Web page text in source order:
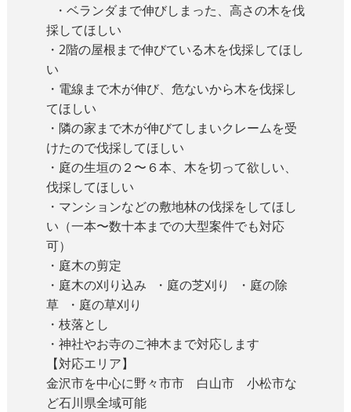
・ベランダまで伸びしまった、高さの木を伐
採してほしい
・2階の屋根まで伸びている木を伐採してほし
い
・電線まで木が伸び、危ないから木を伐採し
てほしい
・隣の家まで木が伸びてしまいクレームを受
けたので伐採してほしい
・庭の生垣の２〜６本、木を切って欲しい、
伐採してほしい
・マンションなどの敷地林の伐採をしてほし
い（一本〜数十本までの大型案件でも対応
可）
・庭木の剪定
・庭木の刈り込み ・庭の芝刈り ・庭の除
草 ・庭の草刈り
・枝落とし
・神社やお寺のご神木まで対応します
【対応エリア】
金沢市を中心に野々市市 白山市 小松市な
ど石川県全域可能